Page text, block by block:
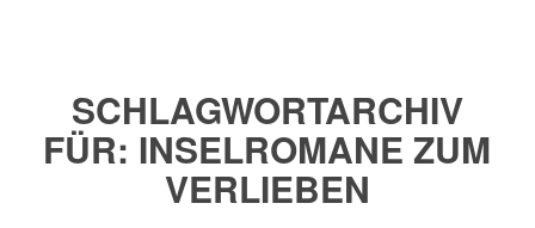
SCHLAGWORTARCHIV
FÜR: INSELROMANE ZUM
VERLIEBEN